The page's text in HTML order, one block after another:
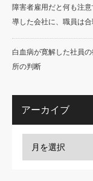
障害者雇用だと何も注
導した会社に、職員は
白血病が寛解した社員
所の判断
アーカイブ